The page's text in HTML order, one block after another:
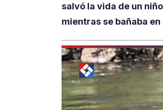
salvó la vida de un
mientras se bañaba en